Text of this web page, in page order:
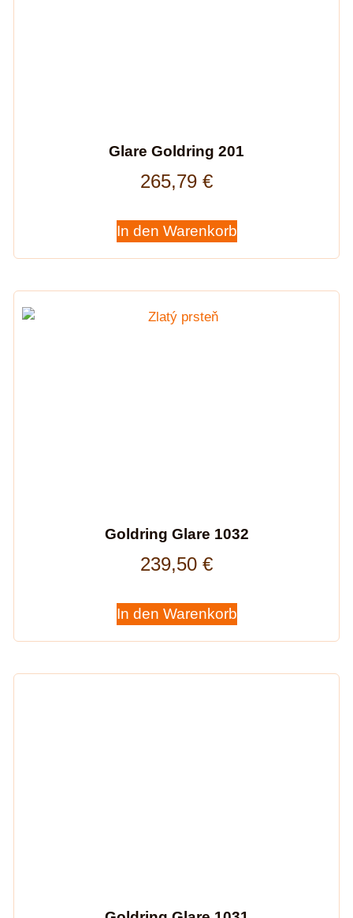
Glare Goldring 201
265,79 €
In den Warenkorb
Goldring Glare 1032
239,50 €
In den Warenkorb